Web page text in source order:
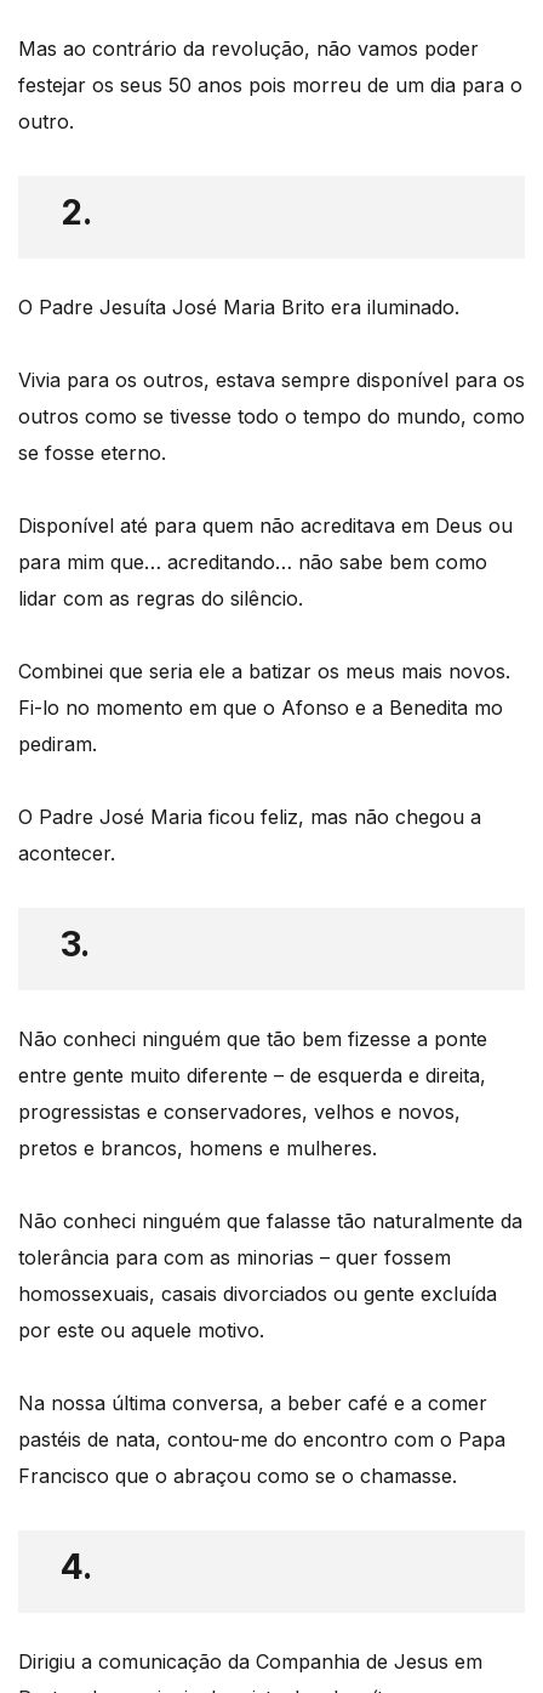
Mas ao contrário da revolução, não vamos poder
festejar os seus 50 anos pois morreu de um dia para o
outro.
2.
O Padre Jesuíta José Maria Brito era iluminado.
Vivia para os outros, estava sempre disponível para os
outros como se tivesse todo o tempo do mundo, como
se fosse eterno.
Disponível até para quem não acreditava em Deus ou
para mim que… acreditando… não sabe bem como
lidar com as regras do silêncio.
Combinei que seria ele a batizar os meus mais novos.
Fi-lo no momento em que o Afonso e a Benedita mo
pediram.
O Padre José Maria ficou feliz, mas não chegou a
acontecer.
3.
Não conheci ninguém que tão bem fizesse a ponte
entre gente muito diferente – de esquerda e direita,
progressistas e conservadores, velhos e novos,
pretos e brancos, homens e mulheres.
Não conheci ninguém que falasse tão naturalmente da
tolerância para com as minorias – quer fossem
homossexuais, casais divorciados ou gente excluída
por este ou aquele motivo.
Na nossa última conversa, a beber café e a comer
pastéis de nata, contou-me do encontro com o Papa
Francisco que o abraçou como se o chamasse.
4.
Dirigiu a comunicação da Companhia de Jesus em